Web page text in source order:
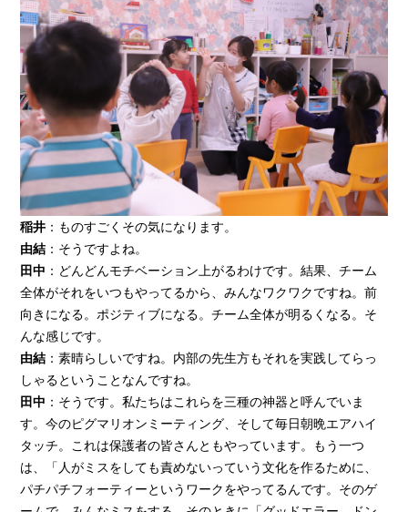
稲井 ：ものすごくその気になります。
由結 ：そうですよね。
田中 ：どんどんモチベーション上がるわけです。結果、チーム
全体がそれをいつもやってるから、みんなワクワクですね。前
向きになる。ポジティブになる。チーム全体が明るくなる。そ
んな感じです。
由結 ：素晴らしいですね。内部の先生方もそれを実践してらっ
しゃるということなんですね。
田中 ：そうです。私たちはこれらを三種の神器と呼んでいま
す。今のピグマリオンミーティング、そして毎日朝晩エアハイ
タッチ。これは保護者の皆さんともやっています。もう一つ
は、「人がミスをしても責めないっていう文化を作るために、
パチパチフォーティーというワークをやってるんです。そのゲ